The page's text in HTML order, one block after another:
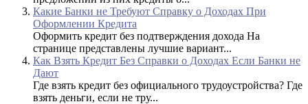
Какие Банки не Требуют Справку о Доходах При
Оформлении Кредита
Оформить кредит без подтверждения дохода На
странице представлены лучшие вариант...
Как Взять Кредит Без Справки о Доходах Если Банки не
Дают
Где взять кредит без официального трудоустройства? Где
взять деньги, если не тру...